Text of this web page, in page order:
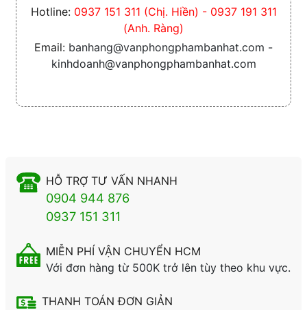
Hotline: 0937 151 311 (Chị. Hiền) - 0937 191 311
(Anh. Ràng)
Email: banhang@vanphongphambanhat.com -
kinhdoanh@vanphongphambanhat.com
HỖ TRỢ TƯ VẤN NHANH
0904 944 876
0937 151 311
MIỄN PHÍ VẬN CHUYỂN HCM
Với đơn hàng từ 500K trở lên tùy theo khu vực.
THANH TOÁN ĐƠN GIẢN